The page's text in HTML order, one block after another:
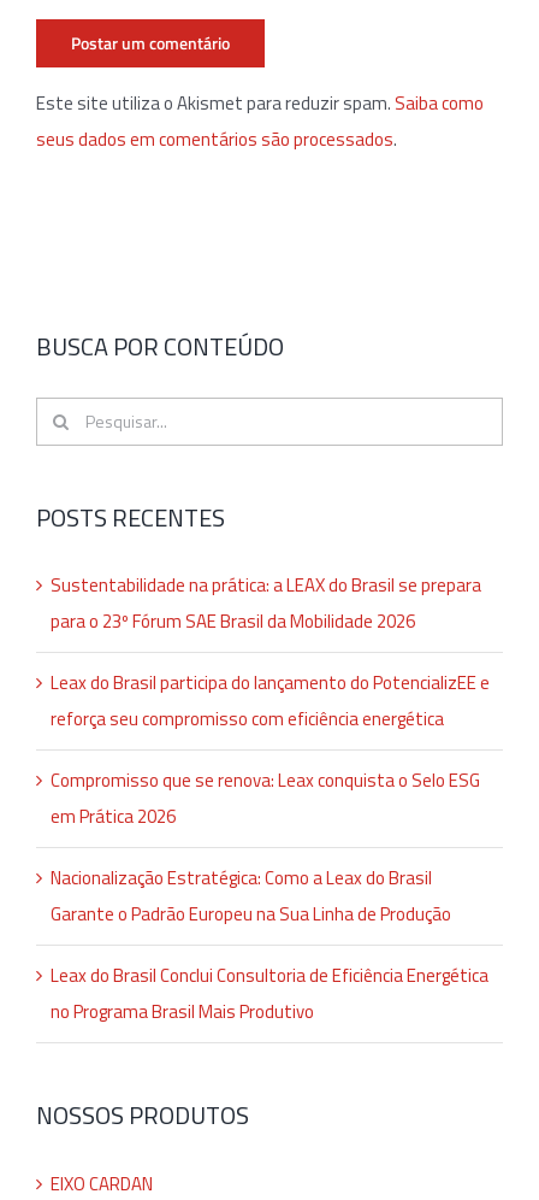
Este site utiliza o Akismet para reduzir spam. Saiba como
seus dados em comentários são processados.
BUSCA POR CONTEÚDO
Buscar
resultados
POSTS RECENTES
Sustentabilidade na prática: a LEAX do Brasil se prepara
para o 23º Fórum SAE Brasil da Mobilidade 2026
Leax do Brasil participa do lançamento do PotencializEE e
reforça seu compromisso com eficiência energética
Compromisso que se renova: Leax conquista o Selo ESG
em Prática 2026
Nacionalização Estratégica: Como a Leax do Brasil
Garante o Padrão Europeu na Sua Linha de Produção
Leax do Brasil Conclui Consultoria de Eficiência Energética
no Programa Brasil Mais Produtivo
NOSSOS PRODUTOS
EIXO CARDAN